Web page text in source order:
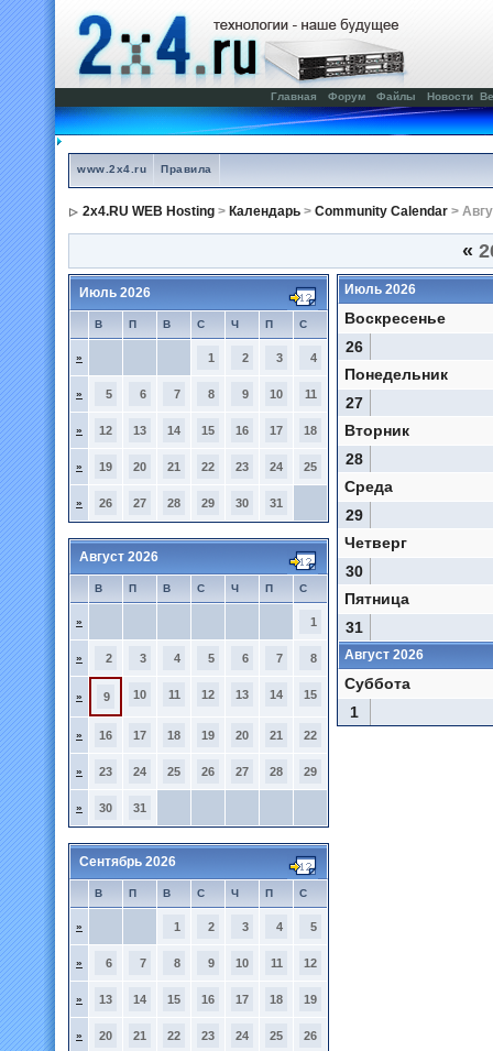
Главная Форум Файлы Новости
www.2x4.ru Правила
2x4.RU WEB Hosting > Календарь > Community Calendar >
«
Июль 2026
В П В С Ч П С
» 1 2 3 4
» 5 6 7 8 9 10 11
» 12 13 14 15 16 17 18
» 19 20 21 22 23 24 25
» 26 27 28 29 30 31
Август 2026
В П В С Ч П С
» 1
» 2 3 4 5 6 7 8
» 9 10 11 12 13 14 15
» 16 17 18 19 20 21 22
» 23 24 25 26 27 28 29
» 30 31
Сентябрь 2026
В П В С Ч П С
» 1 2 3 4 5
» 6 7 8 9 10 11 12
» 13 14 15 16 17 18 19
» 20 21 22 23 24 25 26
Июль 2026
Воскресенье
26
Понедельник
27
Вторник
28
Среда
29
Четверг
30
Пятница
31
Август 2026
Суббота
1